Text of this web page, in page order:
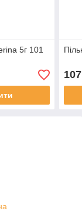
5г 101
107